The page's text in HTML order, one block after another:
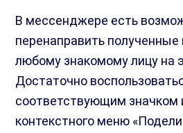
В мессенджере есть
перенаправить
любому знакомому лицу на
Достаточно
соответствующим значком
контекстного меню